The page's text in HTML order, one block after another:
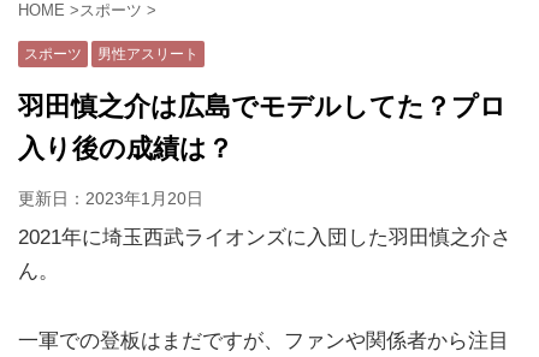
HOME >スポーツ >
スポーツ 男性アスリート
羽田慎之介は広島でモデルしてた？プロ
入り後の成績は？
更新日： 2023年1月20日
2021年に埼玉西武ライオンズに入団した羽田慎之介さ
ん。
一軍での登板はまだですが、ファンや関係者から注目